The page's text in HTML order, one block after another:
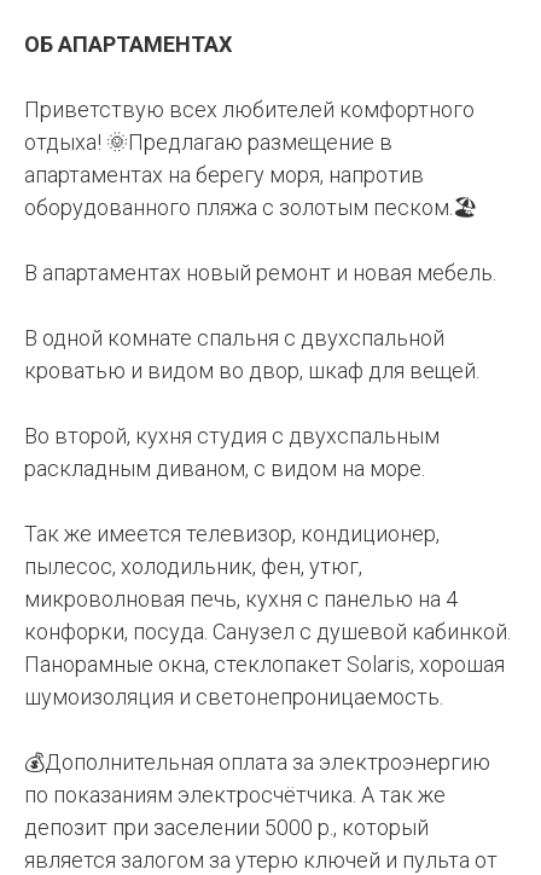
ОБ АПАРТАМЕНТАХ
Приветствую всех любителей комфортного
отдыха! 🌞Предлагаю размещение в
апартаментах на берегу моря, напротив
оборудованного пляжа с золотым песком.🏖️
В апартаментах новый ремонт и новая мебель.
В одной комнате спальня с двухспальной
кроватью и видом во двор, шкаф для вещей.
Во второй, кухня студия с двухспальным
раскладным диваном, с видом на море.
Так же имеется телевизор, кондиционер,
пылесос, холодильник, фен, утюг,
микроволновая печь, кухня с панелью на 4
конфорки, посуда. Санузел с душевой кабинкой.
Панорамные окна, стеклопакет Solaris, хорошая
шумоизоляция и светонепроницаемость.
💰Дополнительная оплата за электроэнергию
по показаниям электросчётчика. А так же
депозит при заселении 5000 р., который
является залогом за утерю ключей и пульта от